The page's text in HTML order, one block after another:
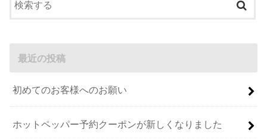
最近の投稿
初めてのお客様へのお願い
ホットペッパー予約クーポンが新しくなりました